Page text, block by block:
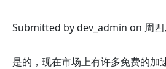
Submitted bydev_admin on 周
是的，现在市场上有许多免费的加